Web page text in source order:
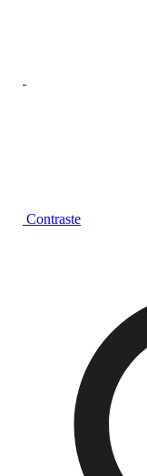
Contraste